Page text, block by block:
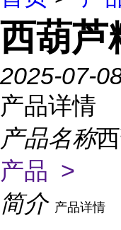
西葫芦
2025-07-
产品详情
产品名称
产品 >
简介 产品详情